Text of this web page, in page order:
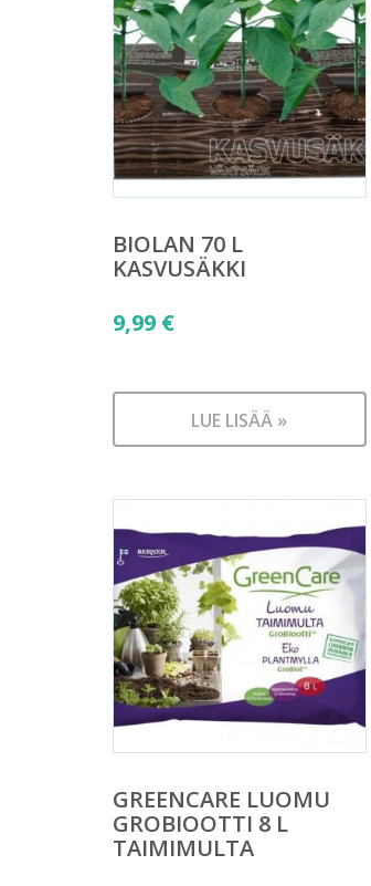
BIOLAN 70 L
KASVUSÄKKI
9,99 €
LUE LISÄÄ »
GREENCARE LUOMU
GROBIOOTTI 8 L
TAIMIMULTA